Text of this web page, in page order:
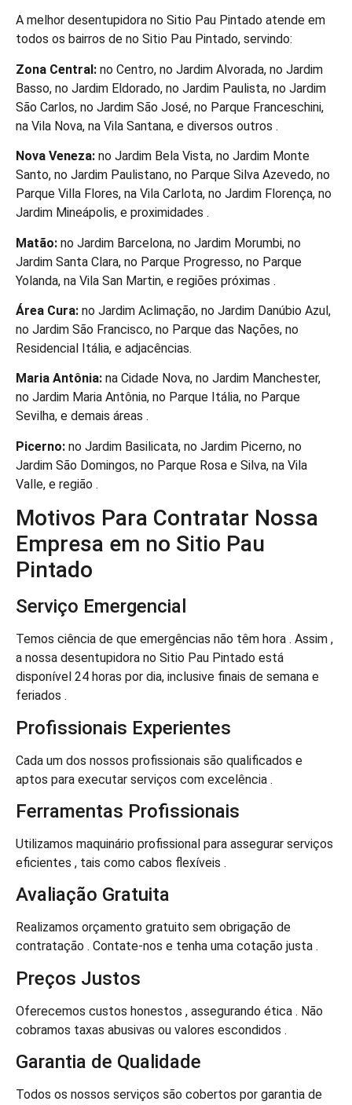
A melhor desentupidora no Sitio Pau Pintado atende em
todos os bairros de no Sitio Pau Pintado, servindo:
Zona Central: no Centro, no Jardim Alvorada, no Jardim
Basso, no Jardim Eldorado, no Jardim Paulista, no Jardim
São Carlos, no Jardim São José, no Parque Franceschini,
na Vila Nova, na Vila Santana, e diversos outros .
Nova Veneza: no Jardim Bela Vista, no Jardim Monte
Santo, no Jardim Paulistano, no Parque Silva Azevedo, no
Parque Villa Flores, na Vila Carlota, no Jardim Florença, no
Jardim Mineápolis, e proximidades .
Matão: no Jardim Barcelona, no Jardim Morumbi, no
Jardim Santa Clara, no Parque Progresso, no Parque
Yolanda, na Vila San Martin, e regiões próximas .
Área Cura: no Jardim Aclimação, no Jardim Danúbio Azul,
no Jardim São Francisco, no Parque das Nações, no
Residencial Itália, e adjacências.
Maria Antônia: na Cidade Nova, no Jardim Manchester,
no Jardim Maria Antônia, no Parque Itália, no Parque
Sevilha, e demais áreas .
Picerno: no Jardim Basilicata, no Jardim Picerno, no
Jardim São Domingos, no Parque Rosa e Silva, na Vila
Valle, e região .
Motivos Para Contratar Nossa
Empresa em no Sitio Pau
Pintado
Serviço Emergencial
Temos ciência de que emergências não têm hora . Assim ,
a nossa desentupidora no Sitio Pau Pintado está
disponível 24 horas por dia, inclusive finais de semana e
feriados .
Profissionais Experientes
Cada um dos nossos profissionais são qualificados e
aptos para executar serviços com excelência .
Ferramentas Profissionais
Utilizamos maquinário profissional para assegurar serviços
eficientes , tais como cabos flexíveis .
Avaliação Gratuita
Realizamos orçamento gratuito sem obrigação de
contratação . Contate-nos e tenha uma cotação justa .
Preços Justos
Oferecemos custos honestos , assegurando ética . Não
cobramos taxas abusivas ou valores escondidos .
Garantia de Qualidade
Todos os nossos serviços são cobertos por garantia de